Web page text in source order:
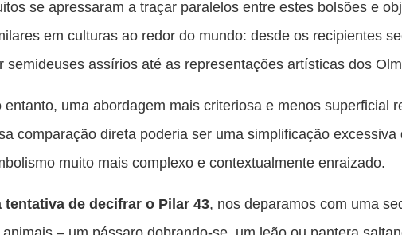
se apressaram a traçar paralelos entre estes bolsões e
em culturas ao redor do mundo: desde os recipientes
semideuses assírios até as representações artísticas dos
entanto, uma abordagem mais criteriosa e menos superficial
comparação direta poderia ser uma simplificação excessiva
muito mais complexo e contextualmente enraizado.
tentativa de decifrar o Pilar 43, nos deparamos com uma